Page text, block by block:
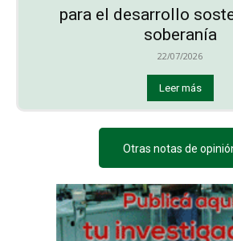
para el desarrollo
soberanía
22/07/2026
Leer más
Otras notas de